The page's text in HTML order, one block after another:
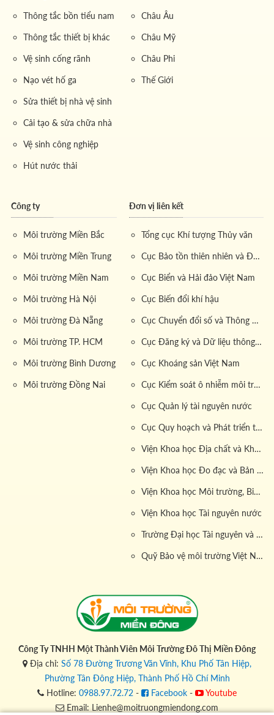
Thông tắc bồn tiểu nam
Thông tắc thiết bị khác
Vệ sinh cống rãnh
Nạo vét hố ga
Sửa thiết bị nhà vệ sinh
Cải tạo & sửa chữa nhà
Vệ sinh công nghiệp
Hút nước thải
Châu Âu
Châu Mỹ
Châu Phi
Thế Giới
Công ty
Môi trường Miền Bắc
Môi trường Miền Trung
Môi trường Miền Nam
Môi trường Hà Nội
Môi trường Đà Nẵng
Môi trường TP. HCM
Môi trường Bình Dương
Môi trường Đồng Nai
Đơn vị liên kết
Tổng cục Khí tượng Thủy văn
Cục Bảo tồn thiên nhiên và Đa dạng sinh học
Cục Biển và Hải đảo Việt Nam
Cục Biến đổi khí hậu
Cục Chuyển đổi số và Thông tin dữ liệu tài nguyên môi trường
Cục Đăng ký và Dữ liệu thông tin đất đai
Cục Khoáng sản Việt Nam
Cục Kiểm soát ô nhiễm môi trường
Cục Quản lý tài nguyên nước
Cục Quy hoạch và Phát triển tài nguyên đất
Viện Khoa học Địa chất và Khoáng sản
Viện Khoa học Đo đạc và Bản đồ
Viện Khoa học Môi trường, Biển và Hải đảo
Viện Khoa học Tài nguyên nước
Trường Đại học Tài nguyên và Môi trường
Quỹ Bảo vệ môi trường Việt Nam
Công Ty TNHH Một Thành Viên Môi Trường Đô Thị Miền Đông
Địa chỉ: Số 78 Đường Trương Văn Vĩnh, Khu Phố Tân Hiệp,
Phường Tân Đông Hiệp, Thành Phố Hồ Chí Minh
Hotline: 0988.97.72.72 - Facebook -
Youtube
Email: Lienhe@moitruongmiendong.com